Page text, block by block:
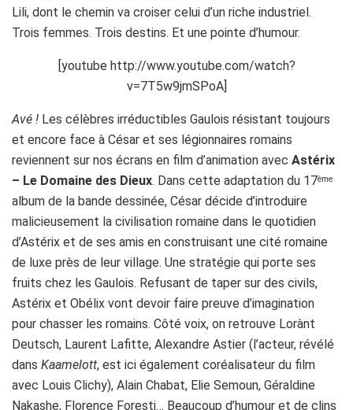
Lili, dont le chemin va croiser celui d’un riche industriel.
Trois femmes. Trois destins. Et une pointe d’humour.
[youtube http://www.youtube.com/watch?
v=7T5w9jmSPoA]
Avé ! Les célèbres irréductibles Gaulois résistant toujours
et encore face à César et ses légionnaires romains
reviennent sur nos écrans en film d’animation avec Astérix
– Le Domaine des Dieux. Dans cette adaptation du 17ème
album de la bande dessinée, César décide d’introduire
malicieusement la civilisation romaine dans le quotidien
d’Astérix et de ses amis en construisant une cité romaine
de luxe près de leur village. Une stratégie qui porte ses
fruits chez les Gaulois. Refusant de taper sur des civils,
Astérix et Obélix vont devoir faire preuve d’imagination
pour chasser les romains. Côté voix, on retrouve Lorànt
Deutsch, Laurent Lafitte, Alexandre Astier (l’acteur, révélé
dans Kaamelott, est ici également coréalisateur du film
avec Louis Clichy), Alain Chabat, Elie Semoun, Géraldine
Nakashe, Florence Foresti… Beaucoup d’humour et de clins